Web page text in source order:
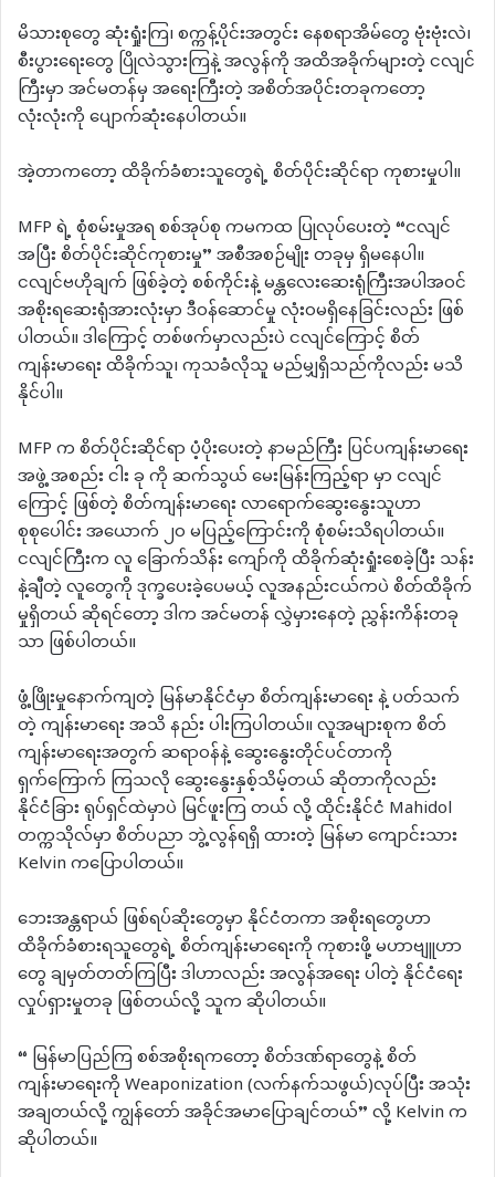
မိသားစုတွေ ဆုံးရှုံးကြ၊ စက္ကန့်ပိုင်းအတွင်း နေစရာအိမ်တွေ ဗုံးဗုံးလဲ၊
စီးပွားရေးတွေ ပြိုလဲသွားကြနဲ့ အလွန်ကို အထိအခိုက်များတဲ့ ငလျင်
ကြီးမှာ အင်မတန်မှ အရေးကြီးတဲ့ အစိတ်အပိုင်းတခုကတော့
လုံးလုံးကို ပျောက်ဆုံးနေပါတယ်။
အဲ့တာကတော့ ထိခိုက်ခံစားသူတွေရဲ့ စိတ်ပိုင်းဆိုင်ရာ ကုစားမှုပါ။
MFP ရဲ့ စုံစမ်းမှုအရ စစ်အုပ်စု ကမကထ ပြုလုပ်ပေးတဲ့ “ငလျင်
အပြီး စိတ်ပိုင်းဆိုင်ကုစားမှု” အစီအစဉ်မျိုး တခုမှ ရှိမနေပါ။
ငလျင်ဗဟိုချက် ဖြစ်ခဲ့တဲ့ စစ်ကိုင်းနဲ့ မန္တလေးဆေးရုံကြီးအပါအဝင်
အစိုးရဆေးရုံအားလုံးမှာ ဒီဝန်ဆောင်မှု လုံးဝမရှိနေခြင်းလည်း ဖြစ်
ပါတယ်။ ဒါကြောင့် တစ်ဖက်မှာလည်းပဲ ငလျင်ကြောင့် စိတ်
ကျန်းမာရေး ထိခိုက်သူ၊ ကုသခံလိုသူ မည်မျှရှိသည်ကိုလည်း မသိ
နိုင်ပါ။
MFP က စိတ်ပိုင်းဆိုင်ရာ ပံ့ပိုးပေးတဲ့ နာမည်ကြီး ပြင်ပကျန်းမာရေး
အဖွဲ့ အစည်း ငါး ခု ကို ဆက်သွယ် မေးမြန်းကြည့်ရာ မှာ ငလျင်
ကြောင့် ဖြစ်တဲ့ စိတ်ကျန်းမာရေး လာရောက်ဆွေးနွေးသူဟာ
စုစုပေါင်း အယောက် ၂၀ မပြည့်ကြောင်းကို စုံစမ်းသိရပါတယ်။
ငလျင်ကြီးက လူ ခြောက်သိန်း ကျော်ကို ထိခိုက်ဆုံးရှုံးစေခဲ့ပြီး သန်း
နဲ့ချီတဲ့ လူတွေကို ဒုက္ခပေးခဲ့ပေမယ့် လူအနည်းငယ်ကပဲ စိတ်ထိခိုက်
မှုရှိတယ် ဆိုရင်တော့ ဒါက အင်မတန် လွှဲမှားနေတဲ့ ညွှန်းကိန်းတခု
သာ ဖြစ်ပါတယ်။
‌ဖွံ့ဖြိုးမှုနောက်ကျတဲ့ မြန်မာနိုင်ငံမှာ စိတ်ကျန်းမာရေး နဲ့ ပတ်သက်
တဲ့ ကျန်းမာရေး အသိ နည်း ပါးကြပါတယ်။ လူအများစုက စိတ်
ကျန်းမာရေးအတွက် ဆရာဝန်နဲ့ ဆွေးနွေးတိုင်ပင်တာကို
ရှက်ကြောက် ကြသလို ဆွေးနွေးနှစ့်သိမ့်တယ် ဆိုတာကိုလည်း
နိုင်ငံခြား ရုပ်ရှင်ထဲမှာပဲ မြင်ဖူးကြ တယ် လို့ ထိုင်းနိုင်ငံ Mahidol
တက္ကသိုလ်မှာ စိတ်ပညာ ဘွဲ့လွန်ရရှိ ထားတဲ့ မြန်မာ ကျောင်းသား
Kelvin ကပြောပါတယ်။
ဘေးအန္တရာယ် ဖြစ်ရပ်ဆိုးတွေမှာ နိုင်ငံတကာ အစိုးရတွေဟာ
ထိခိုက်ခံစားရသူတွေရဲ့ စိတ်ကျန်းမာရေးကို ကုစားဖို့ မဟာဗျူဟာ
တွေ ချမှတ်တတ်ကြပြီး ဒါဟာလည်း အလွန်အရေး ပါတဲ့ နိုင်ငံရေး
လှုပ်ရှားမှုတခု ဖြစ်တယ်လို့ သူက ဆိုပါတယ်။
“ မြန်မာပြည်ကြ စစ်အစိုးရကတော့ စိတ်ဒဏ်ရာတွေနဲ့ စိတ်
ကျန်းမာရေးကို Weaponization (လက်နက်သဖွယ်)လုပ်ပြီး အသုံး
အချတယ်လို့ ကျွန်တော် အခိုင်အမာပြောချင်တယ်” လို့ Kelvin က
ဆိုပါတယ်။